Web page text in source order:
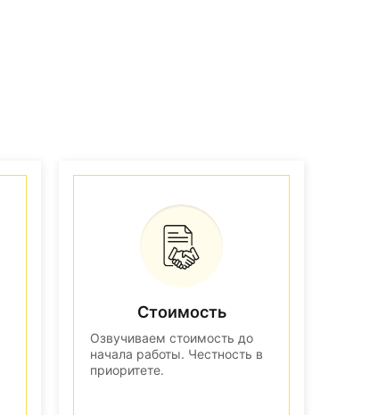
Стоимость
Озвучиваем стоимость до
начала работы. Честность в
приоритете.